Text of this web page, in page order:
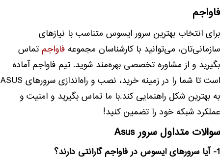
فاواجم
برای انتخاب بهترین سرور ایسوس متناسب با نیازهای
سازمانی‌تان، می‌توانید با کارشناسان مجموعه فاواجم تماس
بگیرید و از مشاوره تخصصی بهره‌مند شوید. تیم فاواجم آماده
است تا شما را در زمینه خرید، نصب و راه‌اندازی سرورهای ASUS
به بهترین شکل راهنمایی کند.با ما تماس بگیرید و امنیت و
عملکرد شبکه خود را تضمین کنید!
سوالات متداول سرور Asus
1- آیا سرورهای ایسوس در فاواجم گارانتی دارند؟